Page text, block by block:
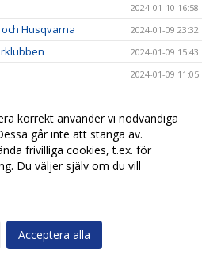
2024-01-10 16:58
Husqvarna 2024-01-09 23:32
2024-01-09 15:43
2024-01-09 11:05
2024-01-06 20:27
2024-01-03 18:40
2023-12-22 19:29
i
korrekt använder vi nödvändiga
går inte att stänga av.
frivilliga cookies, t.ex. för
Du väljer själv om du vill
Acceptera alla